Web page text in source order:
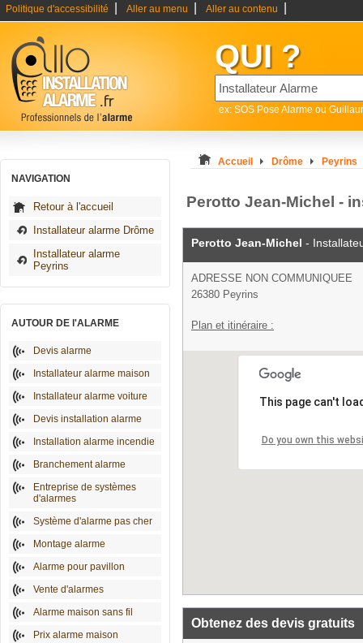
Politique d'accessibilité Aller au menu Aller au contenu
QUI ?
ex: SOS Pose Alarme ou
NAVIGATION
Retour à l'accueil
Installateur alarme Drôme
Installateur alarme
Peyrins
AUTOUR DE l'ALARME
Devis alarme
Installateur alarme maison
Installateur alarme voiture
Devis installation alarme
Installation alarme incendie
Branchement alarme
Entreprise de systèmes
d'alarmes
Système d'alarme pas cher
Montage alarme
Alarme pour pavillon
Vente d'alarmes
Alarme maison sans fil
Prix alarme maison
Accueil Drôme Peyrins
Perotto Jean-Michel -
Perotto Jean-Michel -
ADRESSE NON COMMUNIQUEE
26380 Peyrins
Plan et itinéraire :
This page can't
Do you own this
Obtenez des devis gratuits